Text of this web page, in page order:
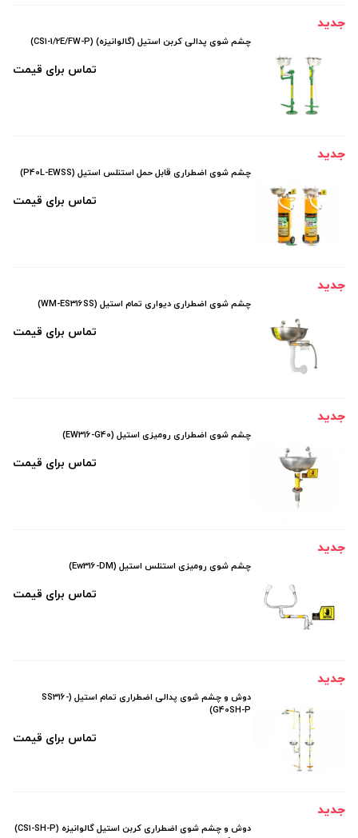
جدید
چشم شوی پدالی کربن استیل (گالوانیزه) (CS1-1/2E/FW-P)
تماس برای قیمت
جدید
چشم شوی اضطراری قابل حمل استنلس استیل (P40L-EWSS)
تماس برای قیمت
جدید
چشم شوی اضطراری دیواری تمام استیل (WM-ES316SS)
تماس برای قیمت
جدید
چشم شوی اضطراری رومیزی استیل (EW316-G40)
تماس برای قیمت
جدید
چشم شوی رومیزی استنلس استیل (Ew316-DM)
تماس برای قیمت
جدید
دوش و چشم شوی پدالی اضطراری تمام استیل (SS316-
G40SH-P)
تماس برای قیمت
جدید
دوش و چشم شوی اضطراری کربن استیل گالوانیزه (CS1-SH-P)